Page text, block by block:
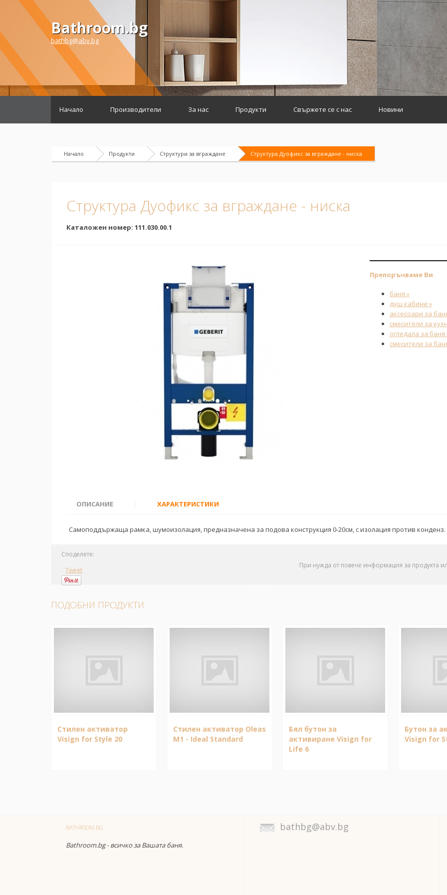
Bathroom.bg
bathbg@abv.bg
Начало Производители За нас Продукти Свържете се с нас Новини
Начало Продукти Структури за вграждане Структура Дуофикс за вграждане - ниска
Структура Дуофикс за вграждане - ниска
Каталожен номер: 111.030.00.1
Препоръчваме Ви
баня »
душ кабини »
аксесоари за
смесители за
огледала за баня
смесители за
ОПИСАНИЕ ХАРАКТЕРИСТИКИ
Самоподдържаща рамка, шумоизолация, предназначена за подова конструкция 0-20см, с изолация против конденз.
Споделете:
Tweet
При нужда от повече информация за продукта
ПОДОБНИ ПРОДУКТИ
Стилен активатор
Visign for Style 20
Стилен активатор Oleas
M1 - Ideal Standard
Бял бутон за
активиране Visign for
Life 6
Бутон за
Visign for
BATHROOM.BG
Bathroom.bg - всичко за Вашата баня.
bathbg@abv.bg